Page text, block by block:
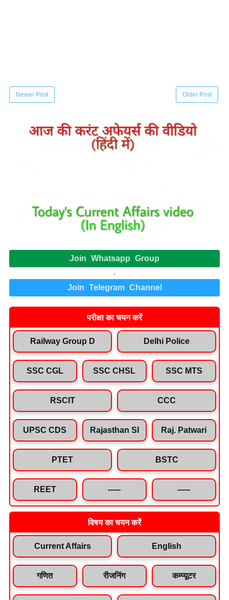
Newer Post Older Post
Join Whatsapp Group
.
Join Telegram Channel
परीक्षा का चयन करें
Railway Group D Delhi Police
SSC CGL SSC CHSL SSC MTS
RSCIT CCC
UPSC CDS Rajasthan SI Raj. Patwari
PTET BSTC
REET ----- -----
विषय का चयन करें
Current Affairs English
गणित रीजनिंग कम्प्यूटर